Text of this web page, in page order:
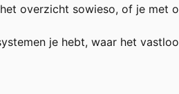
overzicht sowieso, of je met
je hebt, waar het